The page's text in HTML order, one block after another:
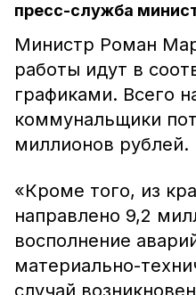
пресс-служба
Министр Роман
работы идут в
графиками. Всего
коммунальщики
миллионов рублей.
«Кроме того, из
направлено 9,2
восполнение
материально-
случай